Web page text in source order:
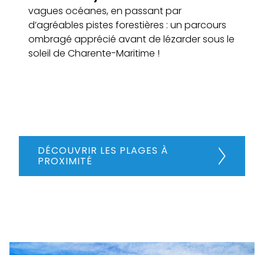
vagues océanes, en passant par
d’agréables pistes forestières : un parcours
ombragé apprécié avant de lézarder sous le
soleil de Charente-Maritime !
DÉCOUVRIR LES PLAGES À
PROXIMITÉ